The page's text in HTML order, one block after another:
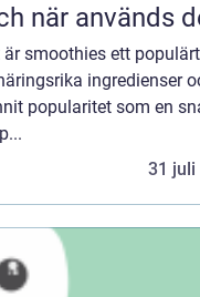
när används
smoothies ett populärt
ingredienser
popularitet som en
31 juli